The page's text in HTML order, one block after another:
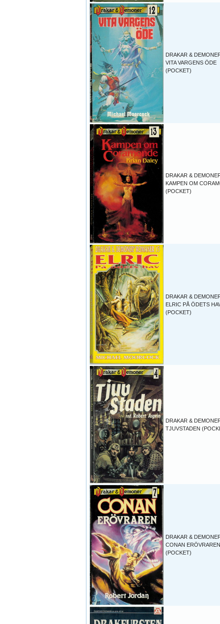
DRAKAR &
VITA VARGENS ÖDE
(POCKET)
DRAKAR &
KAMPEN OM
(POCKET)
DRAKAR &
ELRIC PÅ ÖDETS
(POCKET)
DRAKAR &
TJUVSTADEN
DRAKAR &
CONAN ERÖVRAREN
(POCKET)